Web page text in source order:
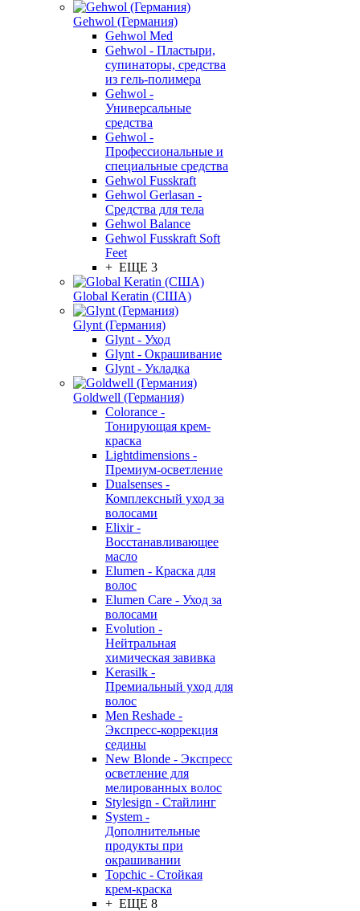
Gehwol (Германия)
Gehwol Med
Gehwol - Пластыри,
супинаторы, средства
из гель-полимера
Gehwol -
Универсальные
средства
Gehwol -
Профессиональные и
специальные средства
Gehwol Fusskraft
Gehwol Gerlasan -
Средства для тела
Gehwol Balance
Gehwol Fusskraft Soft
Feet
+ ЕЩЕ 3
Global Keratin (США)
Glynt (Германия)
Glynt - Уход
Glynt - Окрашивание
Glynt - Укладка
Goldwell (Германия)
Colorance -
Тонирующая крем-
краска
Lightdimensions -
Премиум-осветление
Dualsenses -
Комплексный уход за
волосами
Elixir -
Восстанавливающее
масло
Elumen - Краска для
волос
Elumen Care - Уход за
волосами
Evolution -
Нейтральная
химическая завивка
Kerasilk -
Премиальный уход для
волос
Men Reshade -
Экспресс-коррекция
седины
New Blonde - Экспресс
осветление для
мелированных волос
Stylesign - Стайлинг
System -
Дополнительные
продукты при
окрашивании
Topchic - Стойкая
крем-краска
+ ЕЩЕ 8